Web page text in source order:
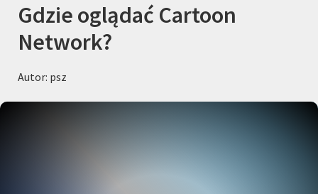
Gdzie oglądać Cartoon
Network?
Autor: psz